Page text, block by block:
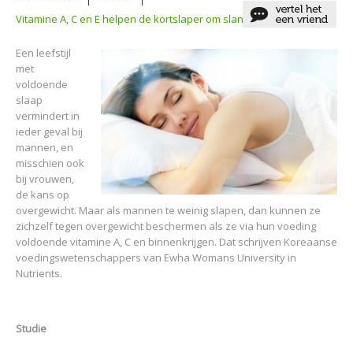
Vitamine A, C en E helpen de kortslaper om slank te blijven
Een leefstijl
met
voldoende
slaap
vermindert in
ieder geval bij
mannen, en
misschien ook
bij vrouwen,
de kans op
overgewicht. Maar als mannen te weinig slapen, dan kunnen ze
zichzelf tegen overgewicht beschermen als ze via hun voeding
voldoende vitamine A, C en binnenkrijgen. Dat schrijven Koreaanse
voedingswetenschappers van Ewha Womans University in
Nutrients.
Studie